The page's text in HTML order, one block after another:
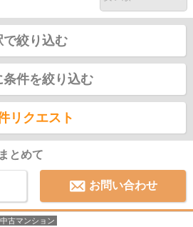
で絞り込む
条件を絞り込む
リクエスト
とめて
お問い合わせ
古マンション